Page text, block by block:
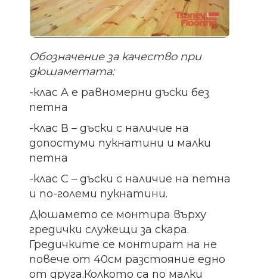
Обозначение за качество при
дюшаметата:
-клас A е равномерни дъски без
петна
-клас В – дъски с наличие на
допостуми пукнатини и малки
петна
-клас С – дъски с наличие на петна
и по-големи пукнатини.
Дюшамето се монтира върху
гредички служещи за скара.
Гредичките се монтират на не
повече от 40см разстояние едно
от друга.Колкото са по малки